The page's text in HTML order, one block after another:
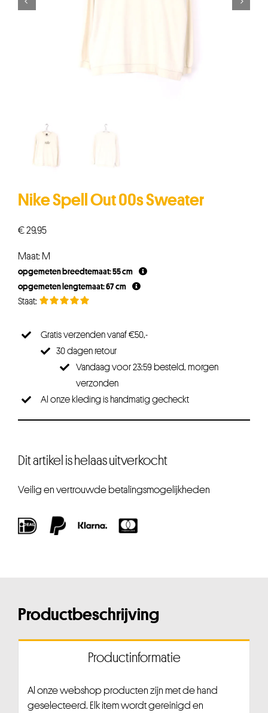
Nike Spell Out 00s Sweater
€29,95
Maat: M
opgemeten breedtemaat: 55 cm
opgemeten lengtemaat: 67 cm
Gratis verzenden vanaf €50,-
30 dagen retour
Vandaag voor 23:59 besteld, morgen
verzonden
Al onze kleding is handmatig gecheckt
Dit artikel is helaas uitverkocht
Veilig en vertrouwde betalingsmogelijkheden
Productbeschrijving
Productinformatie
Al onze webshop producten zijn met de hand
geselecteerd. Elk item wordt gereinigd en